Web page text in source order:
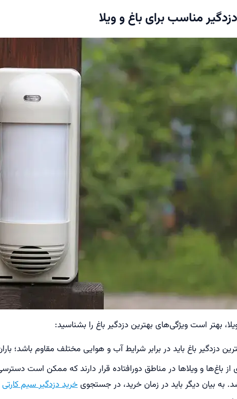
مناسب برای باغ و ویلا
بهتر است ویژگی‌های بهترین دزدگیر باغ را بشناسید:
دزدگیر باغ باید در برابر شرایط آب و هوایی مختلف مقاوم باشد؛
از باغ‌ها و ویلاها در مناطق دورافتاده قرار دارند که ممکن است
به بیان دیگر باید در زمان خرید، در جستجویخرید دزدگیر سیم کارتی